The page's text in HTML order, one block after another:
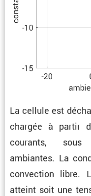
La cellule est
chargée à partir
courants, sous
ambiantes. La
convec­tion libre.
atteint soit une